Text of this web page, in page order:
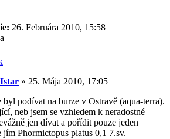
26. Februára 2010, 15:58
Istar » 25. Mája 2010, 17:05
podívat na burze v Ostravě (aqua-terra).
neb jsem se vzhledem k neradostné
jen dívat a pořídit pouze jeden
jím Phormictopus platus 0,1 7.sv.